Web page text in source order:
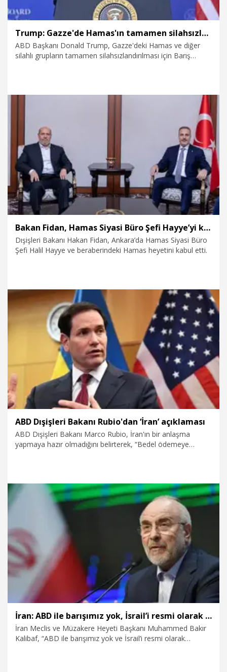
Trump: Gazze'de Hamas'ın tamamen silahsızlandırılması için anlaşmaya varıldı
ABD Başkanı Donald Trump, Gazze'deki Hamas ve diğer
silahlı grupların tamamen silahsızlandırılması için Barış
31.07.2026
Bakan Fidan, Hamas Siyasi Büro Şefi Hayye’yi kabul etti
Dışişleri Bakanı Hakan Fidan, Ankara’da Hamas Siyasi Büro
Şefi Halil Hayye ve beraberindeki Hamas heyetini kabul etti.
29.07.2026 Politika
ABD Dışişleri Bakanı Rubio'dan ‘İran’ açıklaması
ABD Dışişleri Bakanı Marco Rubio, İran'ın bir anlaşma
yapmaya hazır olmadığını belirterek, “Bedel ödemeye
Dünya
İran: ABD ile barışımız yok, İsrail’i resmi olarak tanımayacağız
İran Meclis ve Müzakere Heyeti Başkanı Muhammed Bakır
Kalibaf, “ABD ile barışımız yok ve İsrail’i resmi olarak